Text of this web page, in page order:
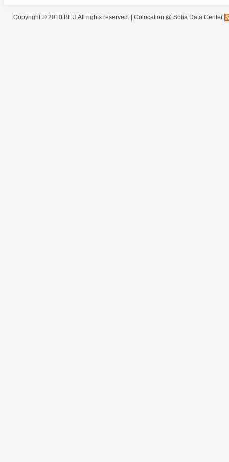
Copyright © 2010 BEU All rights reserved. | Colocation @ Sofia Data Center